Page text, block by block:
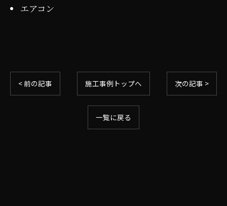
エアコン
< 前の記事 施工事例トップへ 次の記事 >
一覧に戻る